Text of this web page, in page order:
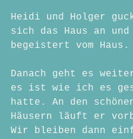
Heidi und Holger
sich das Haus an
begeistert vom Haus.
Danach geht es
es ist wie ich es
hatte. An den
Häusern läuft er
Wir bleiben dann